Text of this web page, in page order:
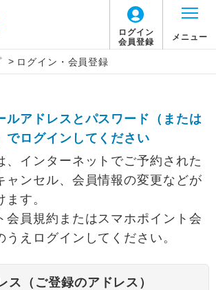
ログイン
会員登録
メニュー
> ログイン・会員登録
ルアドレスとパスワード（または
でログインしてください
、インターネットでご予約された
ャンセル、会員情報の変更などが
す。
会員規約またはスマホポイント会
うえログインしてください。
ス（ご登録のアドレス）